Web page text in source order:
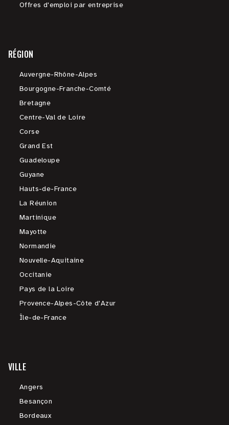
Offres d'emploi par entreprise
RÉGION
Auvergne-Rhône-Alpes
Bourgogne-Franche-Comté
Bretagne
Centre-Val de Loire
Corse
Grand Est
Guadeloupe
Guyane
Hauts-de-France
La Réunion
Martinique
Mayotte
Normandie
Nouvelle-Aquitaine
Occitanie
Pays de la Loire
Provence-Alpes-Côte d'Azur
Île-de-France
VILLE
Angers
Besançon
Bordeaux